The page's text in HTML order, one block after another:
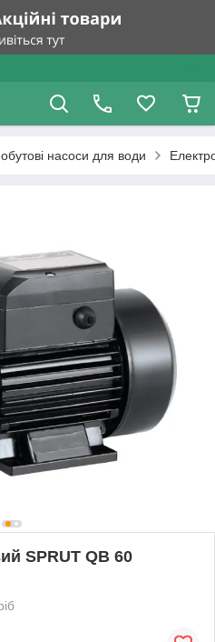
насоси для води
SPRUT QB 60